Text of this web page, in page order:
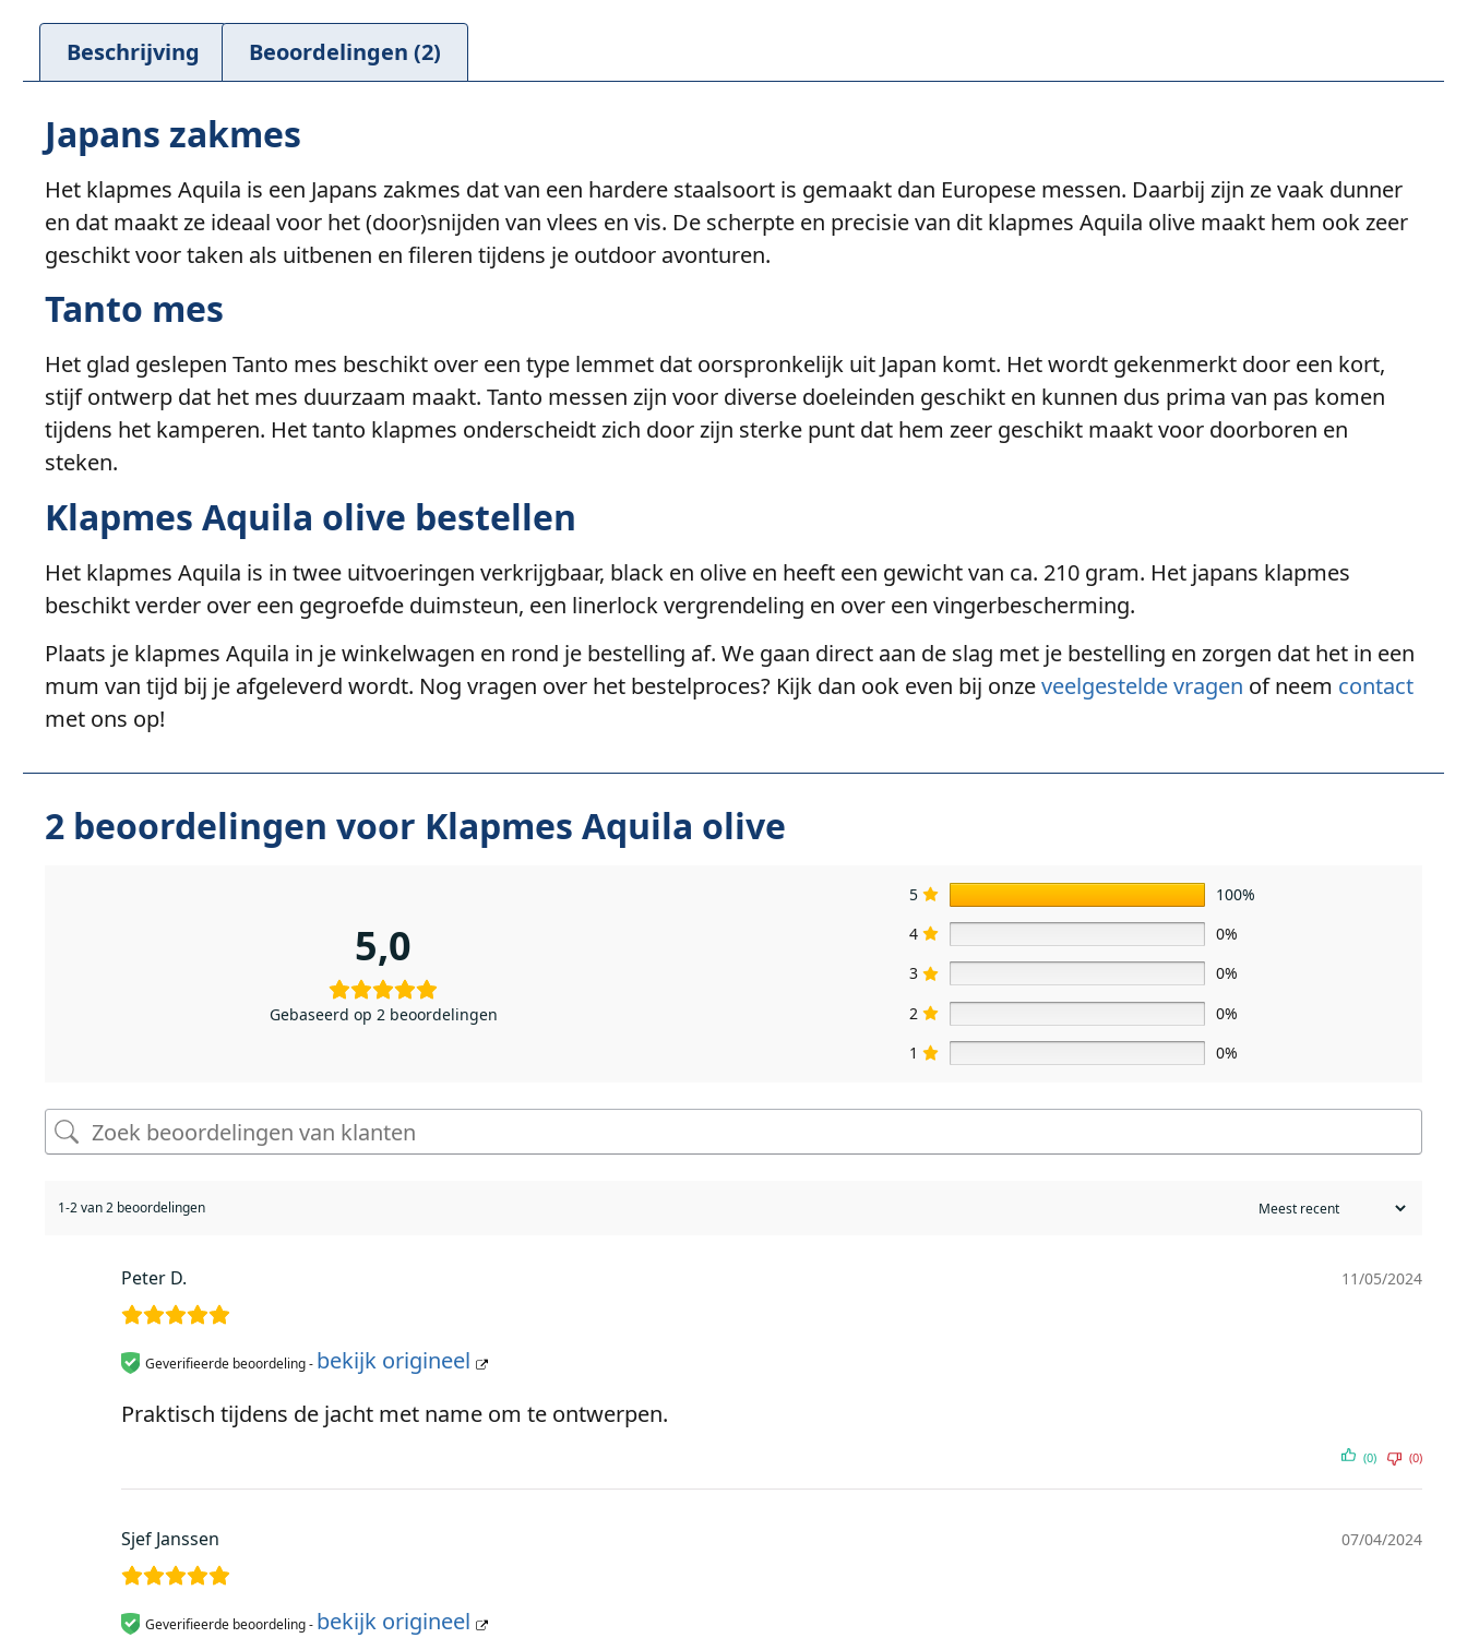
Beschrijving Beoordelingen (2)
Japans zakmes
Het klapmes Aquila is een Japans zakmes dat van een hardere staalsoort is gemaakt dan Europese messen. Daarbij zijn ze vaak dunner
en dat maakt ze ideaal voor het (door)snijden van vlees en vis. De scherpte en precisie van dit klapmes Aquila olive maakt hem ook zeer
geschikt voor taken als uitbenen en fileren tijdens je outdoor avonturen.
Tanto mes
Het glad geslepen Tanto mes beschikt over een type lemmet dat oorspronkelijk uit Japan komt. Het wordt gekenmerkt door een kort,
stijf ontwerp dat het mes duurzaam maakt. Tanto messen zijn voor diverse doeleinden geschikt en kunnen dus prima van pas komen
tijdens het kamperen. Het tanto klapmes onderscheidt zich door zijn sterke punt dat hem zeer geschikt maakt voor doorboren en
steken.
Klapmes Aquila olive bestellen
Het klapmes Aquila is in twee uitvoeringen verkrijgbaar, black en olive en heeft een gewicht van ca. 210 gram. Het japans klapmes
beschikt verder over een gegroefde duimsteun, een linerlock vergrendeling en over een vingerbescherming.
Plaats je klapmes Aquila in je winkelwagen en rond je bestelling af. We gaan direct aan de slag met je bestelling en zorgen dat het in een
mum van tijd bij je afgeleverd wordt. Nog vragen over het bestelproces? Kijk dan ook even bij onzeveelgestelde vragen of neem contact
met ons op!
2 beoordelingen voor Klapmes Aquila olive
5,0
Gebaseerd op 2 beoordelingen
5
100%
4
0%
3
0%
2
0%
1
0%
1-2 van 2 beoordelingen
Peter D. 11/05/2024
Geverifieerde beoordeling - bekijk origineel
Praktisch tijdens de jacht met name om te ontwerpen.
(0) (0)
Sjef Janssen 07/04/2024
Geverifieerde beoordeling - bekijk origineel